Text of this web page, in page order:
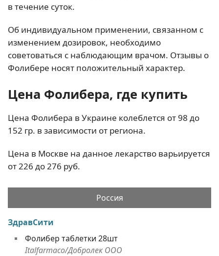
в течение суток.
Об индивидуальном применении, связанном с
изменением дозировок, необходимо
советоваться с наблюдающим врачом. Отзывы о
Фолибере носят положительный характер.
Цена Фолибера, где купить
Цена Фолибера в Украине колеблется от 98 до
152 гр. в зависимости от региона.
Цена в Москве на данное лекарство варьируется
от 226 до 276 руб.
Россия
ЗдравСити
Фолибер таблетки 28шт
Italfarmaco/Добролек ООО